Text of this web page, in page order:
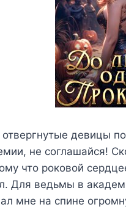
девицы
не соглашайся!
что роковой
Для ведьмы в
мне на спине